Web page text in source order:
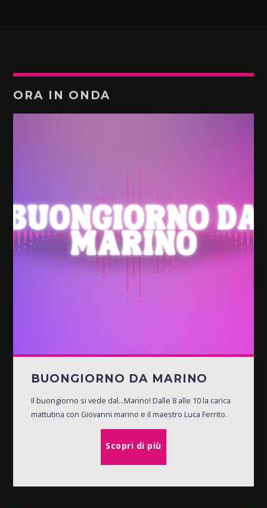
ORA IN ONDA
BUONGIORNO DA MARINO
Il buongiorno si vede dal...Marino! Dalle 8 alle 10 la carica
mattutina con Giovanni marino e il maestro Luca Ferrito.
Scopri di più